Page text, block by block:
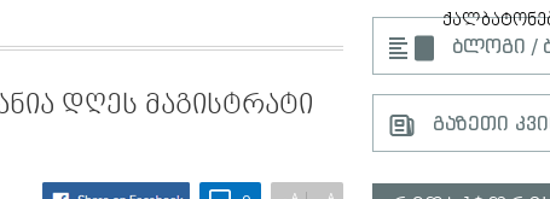
დღეს მაგისტრატი
ბლოგი /
გაზეთი